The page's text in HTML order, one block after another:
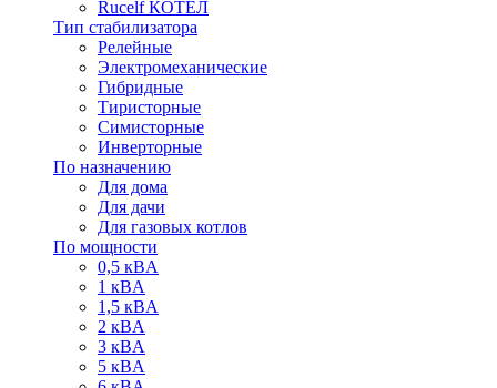
Rucelf КОТЁЛ
Тип стабилизатора
Релейные
Электромеханические
Гибридные
Тиристорные
Симисторные
Инверторные
По назначению
Для дома
Для дачи
Для газовых котлов
По мощности
0,5 кВA
1 кВA
1,5 кВA
2 кВA
3 кВA
5 кВA